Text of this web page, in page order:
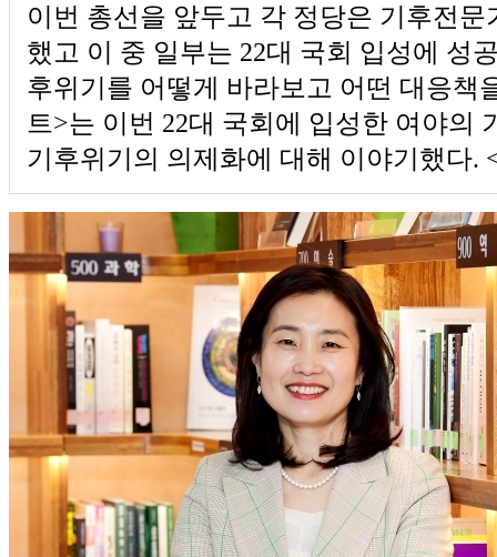
이번 총선을 앞두고 각 정당은 기후전문
했고 이 중 일부는 22대 국회 입성에 성
후위기를 어떻게 바라보고 어떤 대응책
트>는 이번 22대 국회에 입성한 여야의
기후위기의 의제화에 대해 이야기했다.